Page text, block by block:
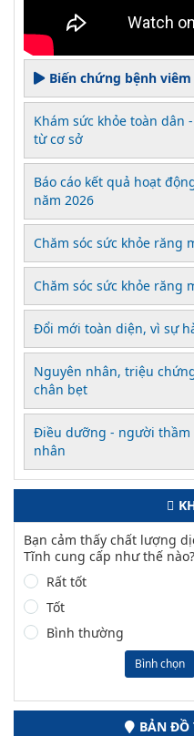
Biến chứng bệnh
Khám sức khỏe toàn dân
từ cơ sở
Báo cáo kết quả hoạt
năm 2026
Chăm sóc sức khỏe răng
Chăm sóc sức khỏe răng
Đổi mới toàn diện, vì sự
Nguyên nhân, triệu
chân bẹt
Điều dưỡng - người
nhân
Bạn cảm thấy chất lượng
Tĩnh cung cấp như thế nào?
Rất tốt
Tốt
Bình thường
Bình chọn
BẢN ĐỒ